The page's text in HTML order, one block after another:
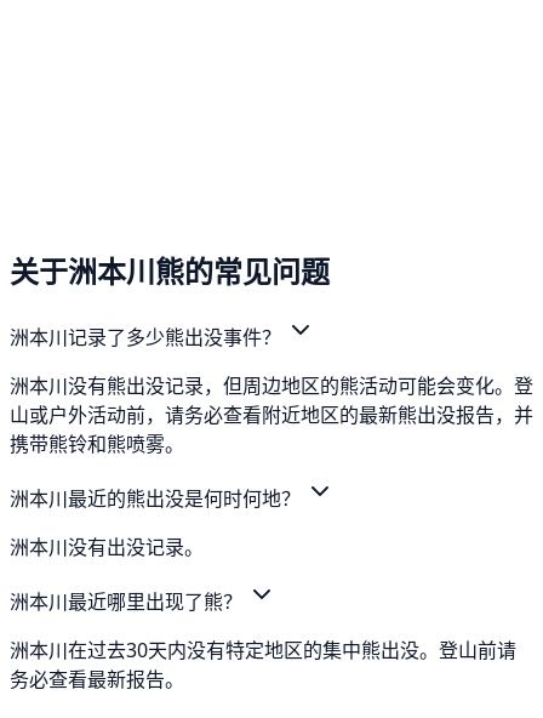
关于洲本川熊的常见问题
洲本川记录了多少熊出没事件？
洲本川没有熊出没记录，但周边地区的熊活动可能会变化。登
山或户外活动前，请务必查看附近地区的最新熊出没报告，并
携带熊铃和熊喷雾。
洲本川最近的熊出没是何时何地？
洲本川没有出没记录。
洲本川最近哪里出现了熊？
洲本川在过去30天内没有特定地区的集中熊出没。登山前请
务必查看最新报告。